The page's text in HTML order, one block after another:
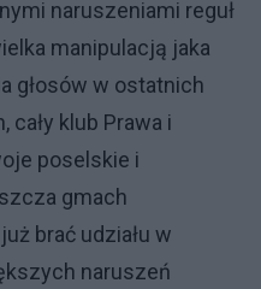
naruszeniami reguł
manipulacją jaka
głosów w ostatnich
klub Prawa i
poselskie i
gmach
brać udziału w
naruszeń